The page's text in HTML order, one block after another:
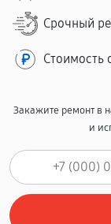
Срочный
Стоимость
Закажите ремонт в
и